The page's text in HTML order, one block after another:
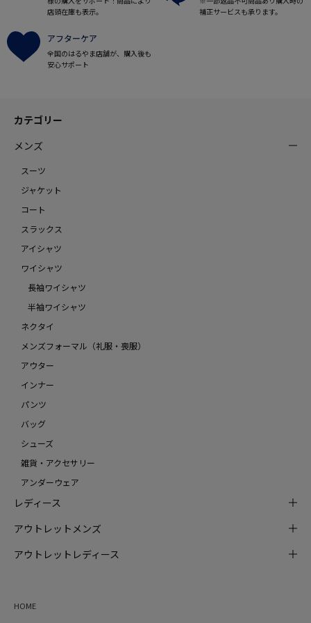
店頭在庫も表示。
補正サービスも承ります。
アフターケア
全国のはるやま店舗が、購入後も
安心サポート
カテゴリー
メンズ
スーツ
ジャケット
コート
スラックス
アイシャツ
ワイシャツ
長袖ワイシャツ
半袖ワイシャツ
ネクタイ
メンズフォーマル（礼服・喪服）
アウター
インナー
パンツ
バッグ
シューズ
雑貨・アクセサリー
アンダーウェア
レディース
アウトレットメンズ
アウトレットレディース
HOME